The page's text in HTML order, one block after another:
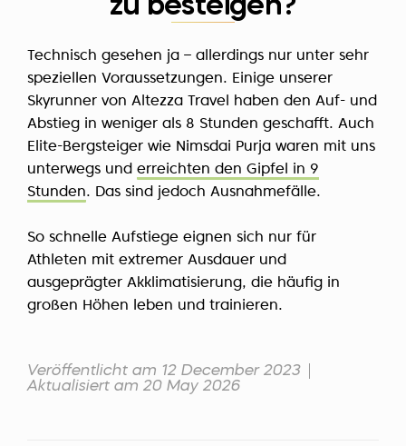
zu besteigen?
Technisch gesehen ja – allerdings nur unter sehr
speziellen Voraussetzungen. Einige unserer
Skyrunner von Altezza Travel haben den Auf- und
Abstieg in weniger als 8 Stunden geschafft. Auch
Elite-Bergsteiger wie Nimsdai Purja waren mit uns
unterwegs und erreichten den Gipfel in 9
Stunden. Das sind jedoch Ausnahmefälle.
So schnelle Aufstiege eignen sich nur für
Athleten mit extremer Ausdauer und
ausgeprägter Akklimatisierung, die häufig in
großen Höhen leben und trainieren.
Veröffentlicht am 12 December 2023
Aktualisiert am 20 May 2026